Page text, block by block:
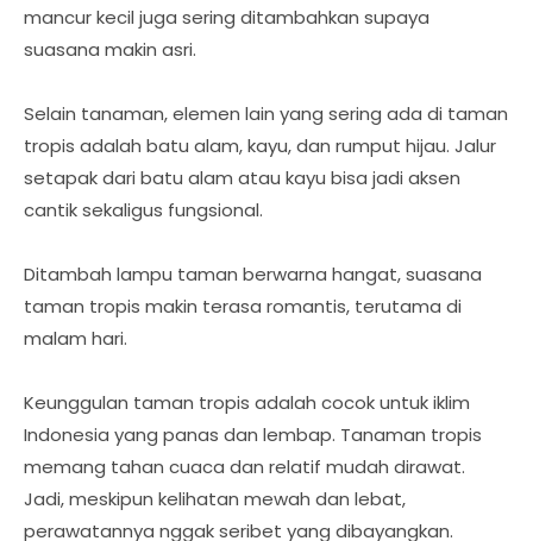
mancur kecil juga sering ditambahkan supaya
suasana makin asri.
Selain tanaman, elemen lain yang sering ada di taman
tropis adalah batu alam, kayu, dan rumput hijau. Jalur
setapak dari batu alam atau kayu bisa jadi aksen
cantik sekaligus fungsional.
Ditambah lampu taman berwarna hangat, suasana
taman tropis makin terasa romantis, terutama di
malam hari.
Keunggulan taman tropis adalah cocok untuk iklim
Indonesia yang panas dan lembap. Tanaman tropis
memang tahan cuaca dan relatif mudah dirawat.
Jadi, meskipun kelihatan mewah dan lebat,
perawatannya nggak seribet yang dibayangkan.